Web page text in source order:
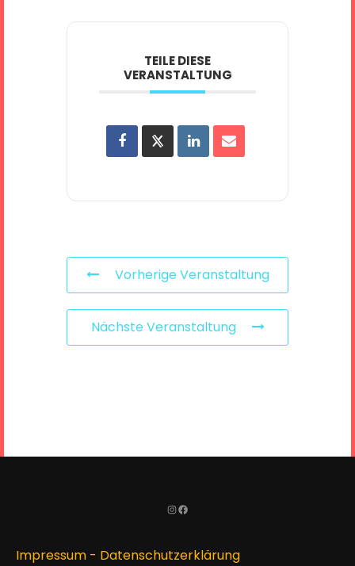
TEILE DIESE
VERANSTALTUNG
Vorherige Veranstaltung
Nächste Veranstaltung
Instagram
Facebook
Impressum - Datenschutzerklärung